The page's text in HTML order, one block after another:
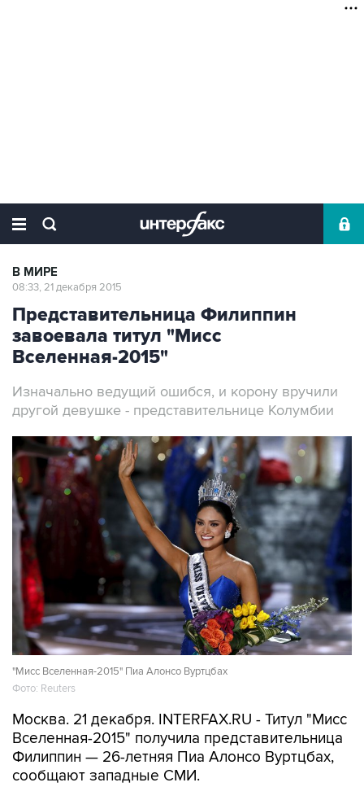
В МИРЕ
08:33, 21 декабря 2015
Представительница Филиппин
завоевала титул "Мисс
Вселенная-2015"
Изначально ведущий ошибся, и корону вручили
другой девушке - представительнице Колумбии
"Мисс Вселенная-2015" Пиа Алонсо Вуртцбах
Фото: Reuters
Москва. 21 декабря. INTERFAX.RU - Титул "Мисс
Вселенная-2015" получила представительница
Филиппин — 26-летняя Пиа Алонсо Вуртцбах,
сообщают западные СМИ.